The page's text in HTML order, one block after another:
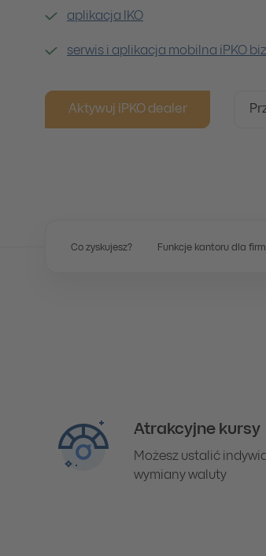
aplikacja IKO
serwis i aplikacja mobilna iPKO
Aktywuj iPKO dealer
Co zyskujesz? Funkcje kantoru dla firm
Atrakcyjne kursy
Możesz ustalić
wymiany waluty